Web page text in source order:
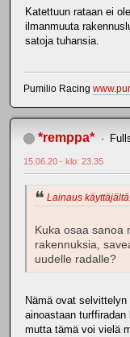
Katettuun rataan ei
ilmanmuuta
satoja tuhansia.
Pumilio Racing
*remppa*
15.06.20 - klo: 23.35
Lainaus
Kuka osaa sanoa
rakennuksia,
uudelle radalle?
Nämä ovat
ainoastaan
mutta tämä voi vielä